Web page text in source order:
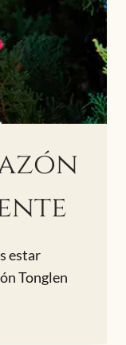
estar
Tonglen